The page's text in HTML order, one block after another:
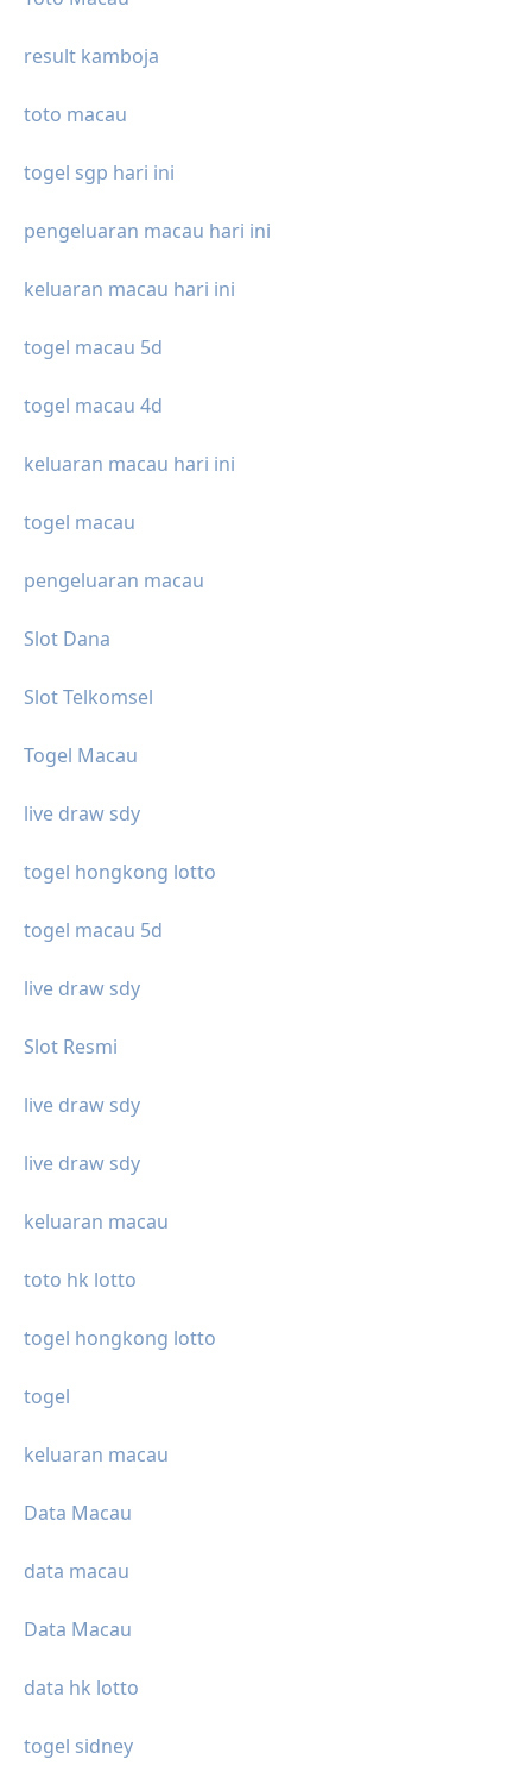
result kamboja
toto macau
togel sgp hari ini
pengeluaran macau hari ini
keluaran macau hari ini
togel macau 5d
togel macau 4d
keluaran macau hari ini
togel macau
pengeluaran macau
Slot Dana
Slot Telkomsel
Togel Macau
live draw sdy
togel hongkong lotto
togel macau 5d
live draw sdy
Slot Resmi
live draw sdy
live draw sdy
keluaran macau
toto hk lotto
togel hongkong lotto
togel
keluaran macau
Data Macau
data macau
Data Macau
data hk lotto
togel sidney